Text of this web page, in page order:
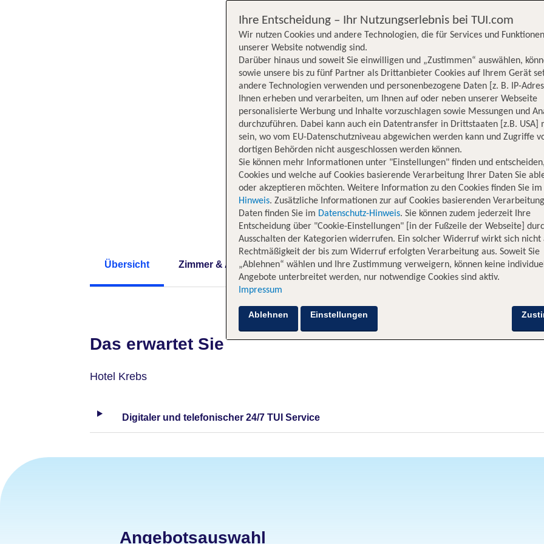
Übersicht Zimmer & Angebote Hotelinformationen Lage Bewertungen
Das erwartet Sie
Hotel Krebs
Digitaler und telefonischer 24/7 TUI Service
Angebotsauswahl
Ihre Entscheidung – Ihr Nutzungserlebnis bei TUI.com
Wir nutzen Cookies und andere Technologien, die für Services und
unserer Website notwendig sind.
Darüber hinaus und soweit Sie einwilligen und „Zustimmen“ auswählen,
sowie unsere bis zu fünf Partner als Drittanbieter Cookies auf Ihrem Gerät
andere Technologien verwenden und personenbezogene Daten [z. B. IP-
Ihnen erheben und verarbeiten, um Ihnen auf oder neben unserer Webseite
personalisierte Werbung und Inhalte vorzuschlagen sowie Messungen und
durchzuführen. Dabei kann auch ein Datentransfer in Drittstaaten [z.B. USA]
sein, wo vom EU-Datenschutzniveau abgewichen werden kann und Zugriffe
dortigen Behörden nicht ausgeschlossen werden können.
Sie können mehr Informationen unter "Einstellungen" finden und
Cookies und welche auf Cookies basierende Verarbeitung Ihrer Daten Sie
oder akzeptieren möchten. Weitere Information zu den Cookies finden Sie im
Hinweis. Zusätzliche Informationen zur auf Cookies basierenden
Daten finden Sie im Datenschutz-Hinweis. Sie können zudem jederzeit Ihre
Entscheidung über "Cookie-Einstellungen" [in der Fußzeile der Webseite]
Ausschalten der Kategorien widerrufen. Ein solcher Widerruf wirkt sich nicht
Rechtmäßigkeit der bis zum Widerruf erfolgten Verarbeitung aus. Soweit Sie
„Ablehnen“ wählen und Ihre Zustimmung verweigern, können keine
Angebote unterbreitet werden, nur notwendige Cookies sind aktiv.
Impressum
Ablehnen Einstellungen